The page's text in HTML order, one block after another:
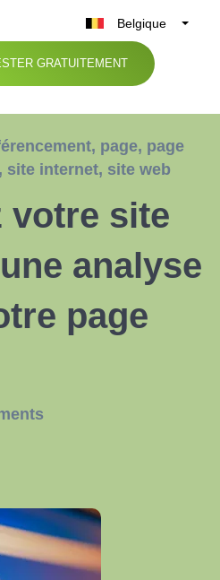
Belgique
België
Nederland
UK
Italia
GRATUITEMENT
, page, page
, site internet, site web
votre site
analyse
page